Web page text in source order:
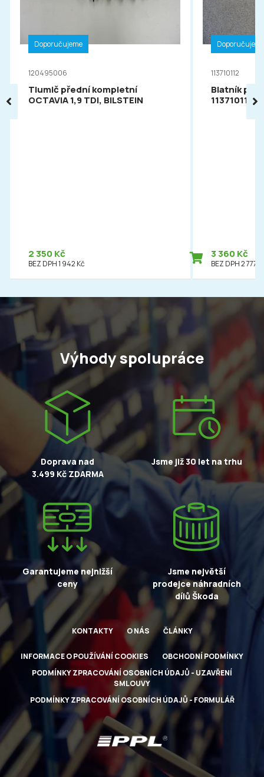
Doporučujeme
120495006
Tlumič přední kompletní
OCTAVIA 1,9 TDI, BILSTEIN
2 350 Kč
BEZ DPH 1 942 Kč
113710112
Blatník
113710112
3 360 Kč
BEZ DPH 2 777
Výhody spolupráce
Doprava nad
3.499 Kč ZDARMA
Jsme již 30 let na trhu
Garantujeme nejnižší
ceny
Jsme největší
prodejce náhradních
dílů Škoda
KONTAKTY O NÁS ČLÁNKY
INFORMACE O POUŽÍVÁNÍ COOKIES
OBCHODNÍ PODMÍNKY
PODMÍNKY ZPRACOVÁNÍ OSOBNÍCH ÚDAJŮ - UZAVŘENÍ
SMLOUVY
PODMÍNKY ZPRACOVÁNÍ OSOBNÍCH ÚDAJŮ - FORMULÁŘ